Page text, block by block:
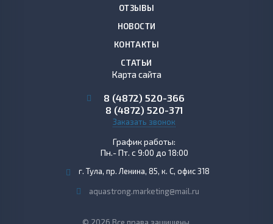
ОТЗЫВЫ
НОВОСТИ
КОНТАКТЫ
СТАТЬИ
Карта сайта
8 (4872) 520-366
8 (4872) 520-371
Заказать звонок
График работы:
Пн.- Пт. с 9:00 до 18:00
г. Тула, пр. Ленина, 85, к. С, офис 318
aquastrong.marketing@mail.ru